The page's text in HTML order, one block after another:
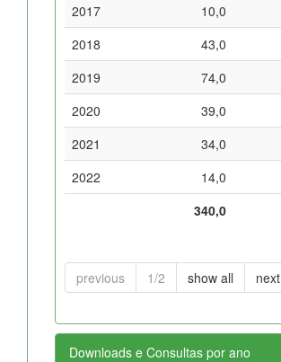
2017
10,0
2018
43,0
2019
74,0
2020
39,0
2021
34,0
2022
14,0
340,0
previous 1/2 show all next
Downloads e Consultas por ano